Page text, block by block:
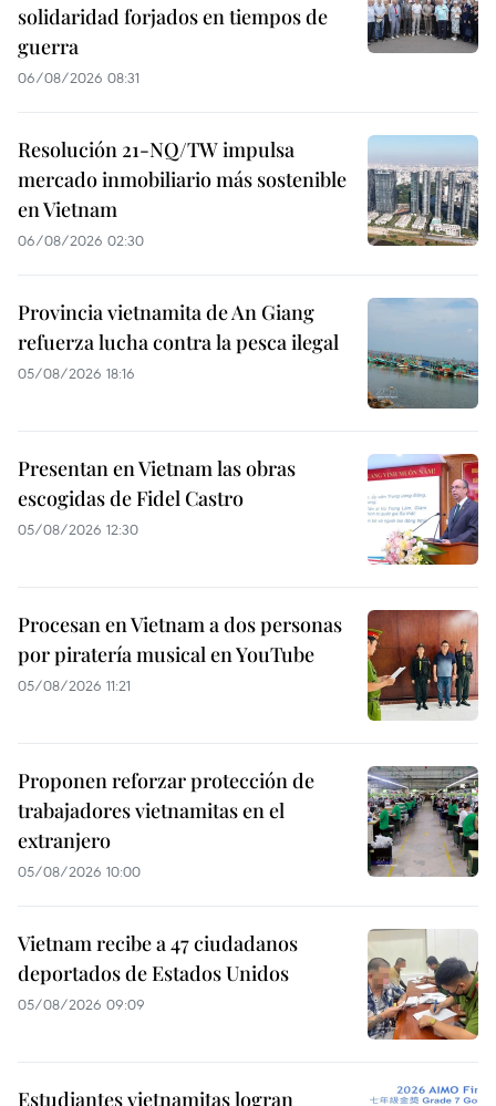
solidaridad forjados en tiempos de
guerra
06/08/2026 08:31
Resolución 21-NQ/TW impulsa
mercado inmobiliario más sostenible
en Vietnam
06/08/2026 02:30
Provincia vietnamita de An Giang
refuerza lucha contra la pesca ilegal
05/08/2026 18:16
Presentan en Vietnam las obras
escogidas de Fidel Castro
05/08/2026 12:30
Procesan en Vietnam a dos personas
por piratería musical en YouTube
05/08/2026 11:21
Proponen reforzar protección de
trabajadores vietnamitas en el
extranjero
05/08/2026 10:00
Vietnam recibe a 47 ciudadanos
deportados de Estados Unidos
05/08/2026 09:09
Estudiantes vietnamitas logran